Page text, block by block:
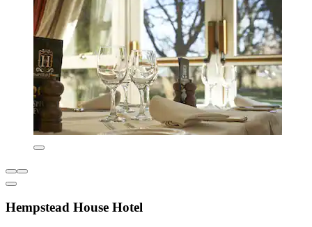
Hempstead House Hotel